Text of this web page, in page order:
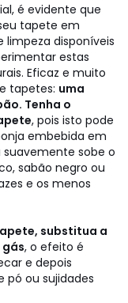
é evidente que
tapete em
limpeza disponíveis
estas
Eficaz e muito
tapetes: uma
Tenha o
, pois isto pode
embebida em
sobe o
sabão negro ou
e os menos
substitua a
, o efeito é
e depois
pó ou sujidades